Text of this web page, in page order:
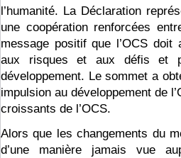
l’humanité. La Déclaration
une coopération renforcées
message positif que l’OCS
aux risques et aux défis et
développement. Le sommet a
impulsion au développement de
croissants de l’OCS.
Alors que les changements du
d’une manière jamais vue